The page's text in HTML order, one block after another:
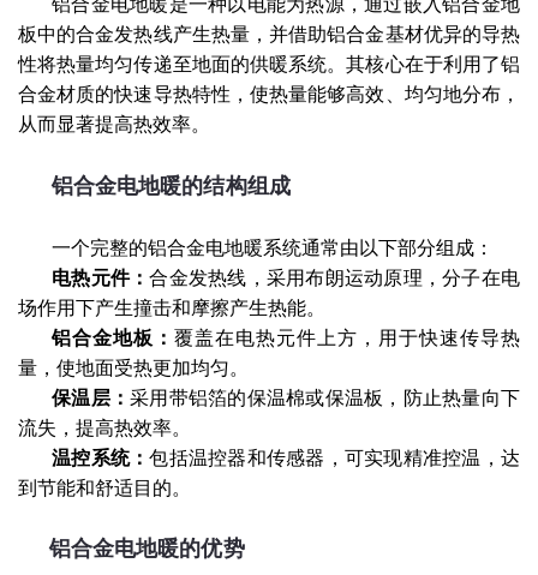
铝合金电地暖是一种以电能为热源，通过嵌入铝合金地
板中的合金发热线产生热量，并借助铝合金基材优异的导热
性将热量均匀传递至地面的供暖系统。其核心在于利用了铝
合金材质的快速导热特性，使热量能够高效、均匀地分布，
从而显著提高热效率。
铝合金电地暖的结构组成
一个完整的铝合金电地暖系统通常由以下部分组成：
电热元件：合金发热线，采用布朗运动原理，分子在电
场作用下产生撞击和摩擦产生热能。
铝合金地板： 覆盖在电热元件上方，用于快速传导热
量，使地面受热更加均匀。
保温层：采用带铝箔的保温棉或保温板，防止热量向下
流失，提高热效率。
温控系统：包括温控器和传感器，可实现精准控温，达
到节能和舒适目的。
铝合金电地暖的优势